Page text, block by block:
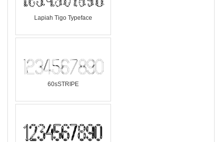
Lapiah Tigo Typeface
60sSTRIPE